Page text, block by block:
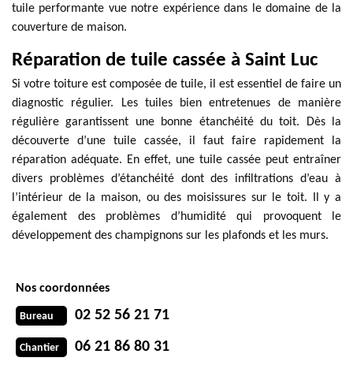
tuile performante vue notre expérience dans le domaine de la
couverture de maison.
Réparation de tuile cassée à Saint Luc
Si votre toiture est composée de tuile, il est essentiel de faire un
diagnostic régulier. Les tuiles bien entretenues de manière
régulière garantissent une bonne étanchéité du toit. Dès la
découverte d’une tuile cassée, il faut faire rapidement la
réparation adéquate. En effet, une tuile cassée peut entraîner
divers problèmes d’étanchéité dont des infiltrations d’eau à
l’intérieur de la maison, ou des moisissures sur le toit. Il y a
également des problèmes d’humidité qui provoquent le
développement des champignons sur les plafonds et les murs.
Nos coordonnées
Bureau 02 52 56 21 71
Chantier 06 21 86 80 31